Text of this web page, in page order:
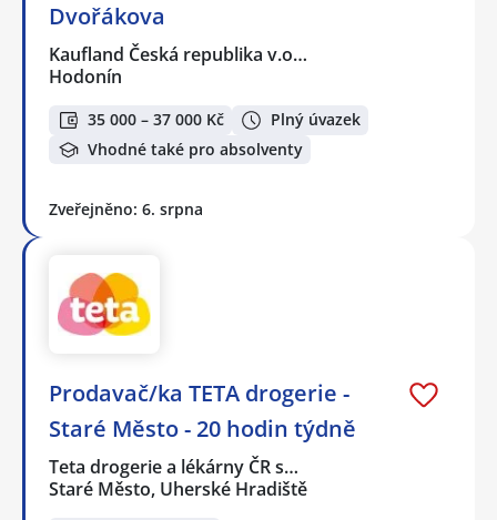
Dvořákova
Kaufland Česká republika v.o…
Hodonín
35 000 – 37 000 Kč
Plný úvazek
Vhodné také pro absolventy
Zveřejněno: 6. srpna
Prodavač/ka TETA drogerie -
Staré Město - 20 hodin týdně
Teta drogerie a lékárny ČR s…
Staré Město, Uherské Hradiště